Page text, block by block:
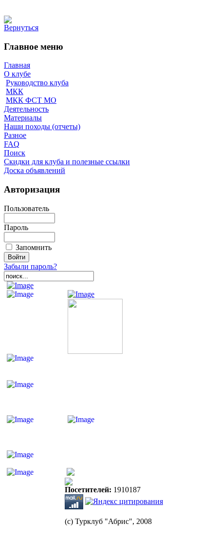
Вернуться
Главное меню
Главная
О клубе
Руководство клуба
МКК
МКК ФСТ МО
Деятельность
Материалы
Наши походы (отчеты)
Разное
FAQ
Поиск
Скидки для клуба и полезные ссылки
Доска объявлений
Авторизация
Пользователь
Пароль
Запомнить
Забыли пароль?
Посетителей: 1910187
(с) Турклуб "Абрис", 2008